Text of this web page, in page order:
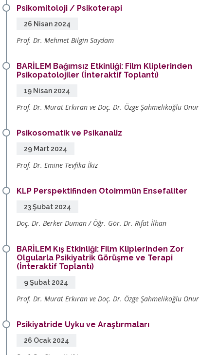
Psikomitoloji / Psikoterapi
26 Nisan 2024
Prof. Dr. Mehmet Bilgin Saydam
BARİLEM Bağımsız Etkinliği: Film Kliplerinden
Psikopatolojiler (İnteraktif Toplantı)
19 Nisan 2024
Prof. Dr. Murat Erkıran ve Doç. Dr. Özge Şahmelikoğlu Onur
Psikosomatik ve Psikanaliz
29 Mart 2024
Prof. Dr. Emine Tevfika İkiz
KLP Perspektifinden Otoimmün Ensefaliter
23 Şubat 2024
Doç. Dr. Berker Duman / Öğr. Gör. Dr. Rıfat İlhan
BARİLEM Kış Etkinliği: Film Kliplerinden Zor
Olgularla Psikiyatrik Görüşme ve Terapi
(İnteraktif Toplantı)
9 Şubat 2024
Prof. Dr. Murat Erkıran ve Doç. Dr. Özge Şahmelikoğlu Onur
Psikiyatride Uyku ve Araştırmaları
26 Ocak 2024